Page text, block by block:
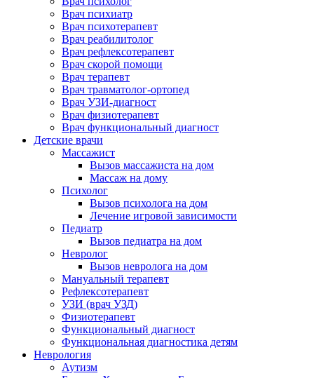
Врач психиатр
Врач психотерапевт
Врач реабилитолог
Врач рефлексотерапевт
Врач скорой помощи
Врач терапевт
Врач травматолог-ортопед
Врач УЗИ-диагност
Врач физиотерапевт
Врач функциональный диагност
Детские врачи
Массажист
Вызов массажиста на дом
Массаж на дому
Психолог
Вызов психолога на дом
Лечение игровой зависимости
Педиатр
Вызов педиатра на дом
Невролог
Вызов невролога на дом
Мануальный терапевт
Рефлексотерапевт
УЗИ (врач УЗД)
Физиотерапевт
Функциональный диагност
Функциональная диагностика детям
Неврология
Аутизм